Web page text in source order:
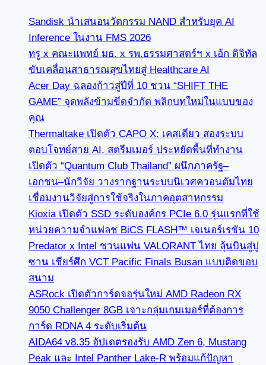
Sandisk นำเสนอนวัตกรรม NAND สำหรับยุค AI
Inference ในงาน FMS 2026
ทรู x คณะแพทย์ มธ. x รพ.ธรรมศาสตร์ฯ x เอ้ก ดิจิทัล
ขับเคลื่อนสาธารณสุขไทยสู่ Healthcare AI
Acer Day ฉลองก้าวสู่ปีที่ 10 ชวน “SHIFT THE
GAME” จุดพลังข้ามขีดจำกัด พลิกบทใหม่ในแบบของ
คุณ
Thermaltake เปิดตัว CAPO X: เคสเดียว สองระบบ
ตอบโจทย์สาย AI, สตรีมเมอร์ ประหยัดพื้นที่ทำงาน
เปิดตัว “Quantum Club Thailand” ผนึกภาครัฐ–
เอกชน–นักวิจัย วางรากฐานระบบนิเวศควอนตัมไทย
เชื่อมงานวิจัยสู่การใช้จริงในภาคอุตสาหกรรม
Kioxia เปิดตัว SSD ระดับองค์กร PCIe 6.0 รุ่นแรกที่ใช้
หน่วยความจำแฟลช BiCS FLASH™ เจเนอร์เรชัน 10
Predator x Intel ชวนแฟน VALORANT ไทย ลุ้นบินสู่ปู
ซาน เชียร์ศึก VCT Pacific Finals Busan แบบติดขอบ
สนาม
ASRock เปิดตัวการ์ดจอรุ่นใหม่ AMD Radeon RX
9050 Challenger 8GB เจาะกลุ่มเกมเมอร์ที่ต้องการ
การ์ด RDNA 4 ระดับเริ่มต้น
AIDA64 v8.35 อัปเดตรองรับ AMD Zen 6, Mustang
Peak และ Intel Panther Lake-R พร้อมแก้ปัญหา